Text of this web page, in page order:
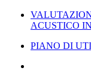
ACUSTICO
PIANO DI